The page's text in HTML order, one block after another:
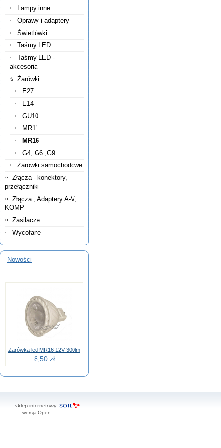
Lampy inne
Oprawy i adaptery
Świetlówki
Taśmy LED
Taśmy LED -
akcesoria
Żarówki
E27
E14
GU10
MR11
MR16
G4, G6 ,G9
Żarówki samochodowe
Złącza - konektory,
przełączniki
Złącza , Adaptery A-V,
KOMP
Zasilacze
Wycofane
Nowości
Żarówka led MR16 12V 300lm
8,50 zł
sklep internetowy
wersja Open